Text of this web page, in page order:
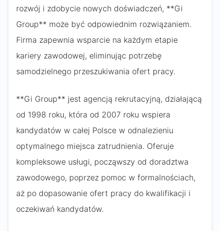
rozwój i zdobycie nowych doświadczeń, **Gi
Group** może być odpowiednim rozwiązaniem.
Firma zapewnia wsparcie na każdym etapie
kariery zawodowej, eliminując potrzebę
samodzielnego przeszukiwania ofert pracy.
**Gi Group** jest agencją rekrutacyjną, działającą
od 1998 roku, która od 2007 roku wspiera
kandydatów w całej Polsce w odnalezieniu
optymalnego miejsca zatrudnienia. Oferuje
kompleksowe usługi, począwszy od doradztwa
zawodowego, poprzez pomoc w formalnościach,
aż po dopasowanie ofert pracy do kwalifikacji i
oczekiwań kandydatów.